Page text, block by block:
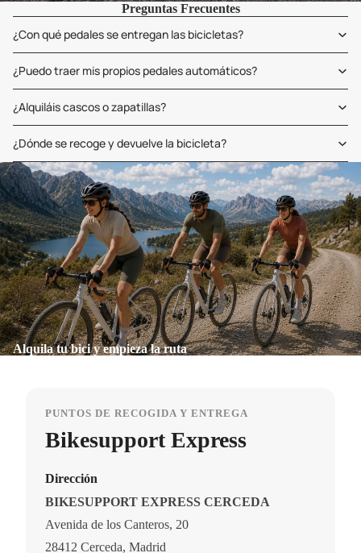
Preguntas Frecuentes
¿Con qué pedales se entregan las bicicletas?
¿Puedo traer mis propios pedales automáticos?
¿Alquiláis cascos o zapatillas?
¿Dónde se recoge y devuelve la bicicleta?
Alquila tu bici y empieza la ruta
PUNTOS DE RECOGIDA Y ENTREGA
Bikesupport Express
Dirección
BIKESUPPORT EXPRESS CERCEDA
Avenida de los Canteros, 20
28412 Cerceda, Madrid